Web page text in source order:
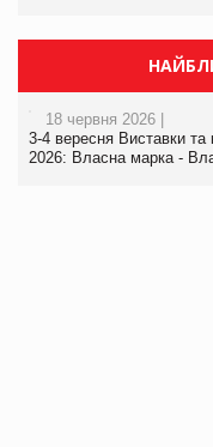
18 червня 2026 |
3-4 вересня Виставки
2026: Власна марка -